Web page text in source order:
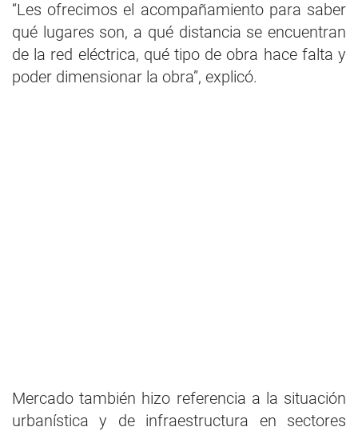
“Les ofrecimos el acompañamiento para saber
qué lugares son, a qué distancia se encuentran
de la red eléctrica, qué tipo de obra hace falta y
poder dimensionar la obra”, explicó.
Mercado también hizo referencia a la situación
urbanística y de infraestructura en sectores